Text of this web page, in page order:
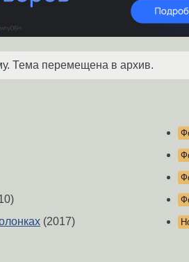
Тема перемещена в архив.
(2017)